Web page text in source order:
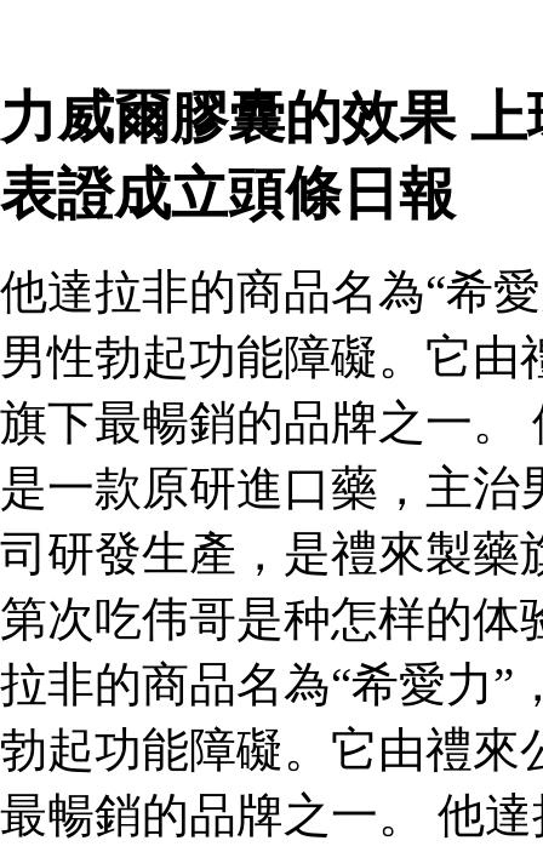
力威爾膠囊的效果
表證成立頭條日報
他達拉非的商品名為“希
男性勃起功能障礙。它
旗下最暢銷的品牌之一。
是一款原研進口藥，主
司研發生產，是禮來製藥
第次吃伟哥是种怎样的
拉非的商品名為“希愛力”
勃起功能障礙。它由禮來
最暢銷的品牌之一。 他